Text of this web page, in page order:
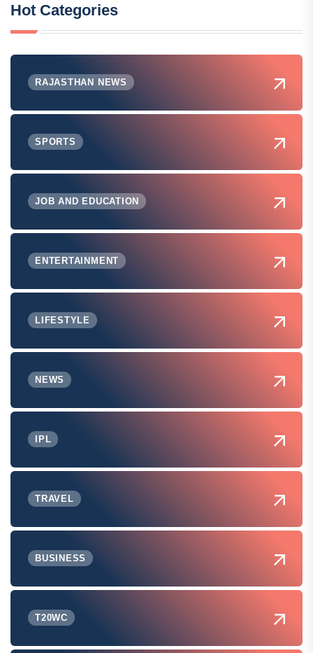
Hot Categories
RAJASTHAN NEWS
SPORTS
JOB AND EDUCATION
ENTERTAINMENT
LIFESTYLE
NEWS
IPL
TRAVEL
BUSINESS
T20WC